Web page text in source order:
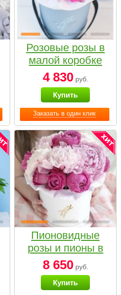
Заказать в один клик
Розовые розы в
малой коробке
4 830руб.
Купить
Пионовидные
розы и пионы в
белой коробке
Small
8 650руб.
Купить